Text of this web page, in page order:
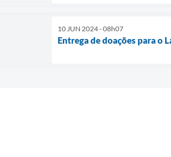
10 JUN 2024 - 08h07
Entrega de doações para o